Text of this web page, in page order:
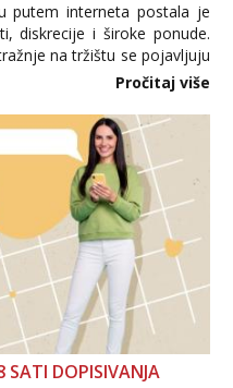
putem interneta postala je
diskrecije i široke ponude.
na tržištu se pojavljuju
nepouzdane internetske
Pročitaj više
SATI DOPISIVANJA